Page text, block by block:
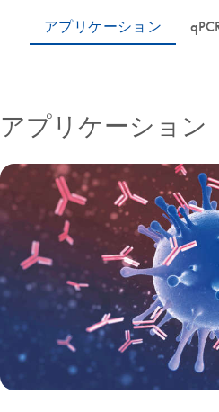
アプリケーション